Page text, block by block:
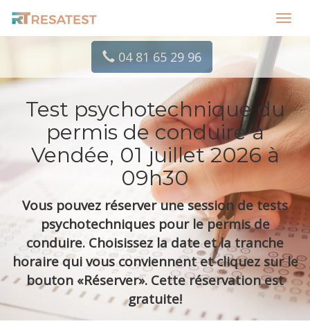
04 81 65 29 96
Test psychotechnique du
permis de conduire à
Vendée, 01 juillet 2026 à
09h30
Vous pouvez réserver une session de tests
psychotechniques pour le permis de
conduire. Choisissez la date et la tranche
horaire qui vous conviennent et cliquez sur le
bouton «Réserver». Cette réservation est
gratuite!